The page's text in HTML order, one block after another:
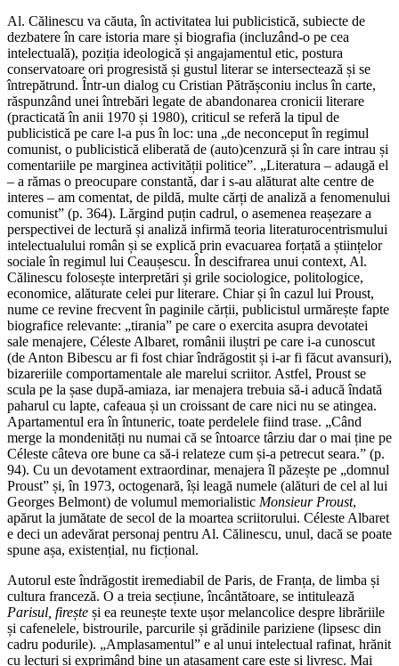
Al. Călinescu va căuta, în activitatea lui publicistică, subiecte de
dezbatere în care istoria mare și biografia (incluzând-o pe cea
intelectuală), poziția ideologică și angajamentul etic, postura
conservatoare ori progresistă și gustul literar se intersectează și se
întrepătrund. Într-un dialog cu Cristian Pătrășconiu inclus în carte,
răspunzând unei întrebări legate de abandonarea cronicii literare
(practicată în anii 1970 și 1980), criticul se referă la tipul de
publicistică pe care l-a pus în loc: una „de neconceput în regimul
comunist, o publicistică eliberată de (auto)cenzură și în care intrau și
comentariile pe marginea activității politice”. „Literatura – adaugă el
– a rămas o preocupare constantă, dar i s-au alăturat alte centre de
interes – am comentat, de pildă, multe cărți de analiză a fenomenului
comunist” (p. 364). Lărgind puțin cadrul, o asemenea reașezare a
perspectivei de lectură și analiză infirmă teoria literaturocentrismului
intelectualului român și se explică prin evacuarea forțată a științelor
sociale în regimul lui Ceaușescu. În descifrarea unui context, Al.
Călinescu folosește interpretări și grile sociologice, politologice,
economice, alăturate celei pur literare. Chiar și în cazul lui Proust,
nume ce revine frecvent în paginile cărții, publicistul urmărește fapte
biografice relevante: „tirania” pe care o exercita asupra devotatei
sale menajere, Céleste Albaret, românii iluștri pe care i-a cunoscut
(de Anton Bibescu ar fi fost chiar îndrăgostit și i-ar fi făcut avansuri),
bizareriile comportamentale ale marelui scriitor. Astfel, Proust se
scula pe la șase după-amiaza, iar menajera trebuia să-i aducă îndată
paharul cu lapte, cafeaua și un croissant de care nici nu se atingea.
Apartamentul era în întuneric, toate perdelele fiind trase. „Când
merge la mondenități nu numai că se întoarce târziu dar o mai ține pe
Céleste câteva ore bune ca să-i relateze cum și-a petrecut seara.” (p.
94). Cu un devotament extraordinar, menajera îl păzește pe „domnul
Proust” și, în 1973, octogenară, își leagă numele (alături de cel al lui
Georges Belmont) de volumul memorialistic Monsieur Proust,
apărut la jumătate de secol de la moartea scriitorului. Céleste Albaret
e deci un adevărat personaj pentru Al. Călinescu, unul, dacă se poate
spune așa, existențial, nu ficțional.
Autorul este îndrăgostit iremediabil de Paris, de Franța, de limba și
cultura franceză. O a treia secțiune, încântătoare, se intitulează
Parisul, firește și ea reunește texte ușor melancolice despre librăriile
și cafenelele, bistrourile, parcurile și grădinile pariziene (lipsesc din
cadru podurile). „Amplasamentul” e al unui intelectual rafinat, hrănit
cu lecturi și exprimând bine un atașament care este și livresc. Mai